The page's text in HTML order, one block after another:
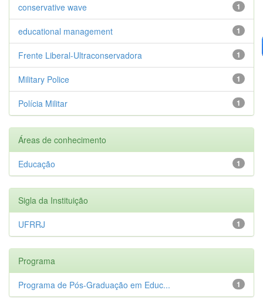
1
conservative wave
1
educational management
1
Frente Liberal-Ultraconservadora
1
Military Police
1
Polícia Militar
Áreas de conhecimento
1
Educação
Sigla da Instituição
1
UFRRJ
Programa
1
Programa de Pós-Graduação em Educ...